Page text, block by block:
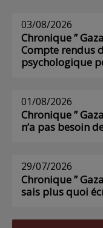
03/08/2026
Chronique ”
Compte rendus
psychologique
01/08/2026
Chronique ”
n’a pas besoin
29/07/2026
Chronique ”
sais plus quoi